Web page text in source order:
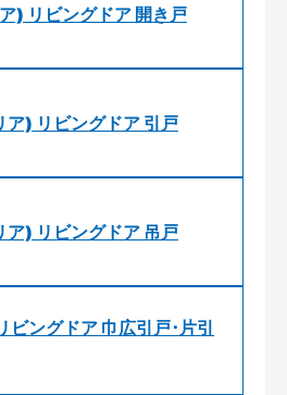
) リビングドア 開き戸
) リビングドア 引戸
) リビングドア 吊戸
ングドア 巾広引戸･片引